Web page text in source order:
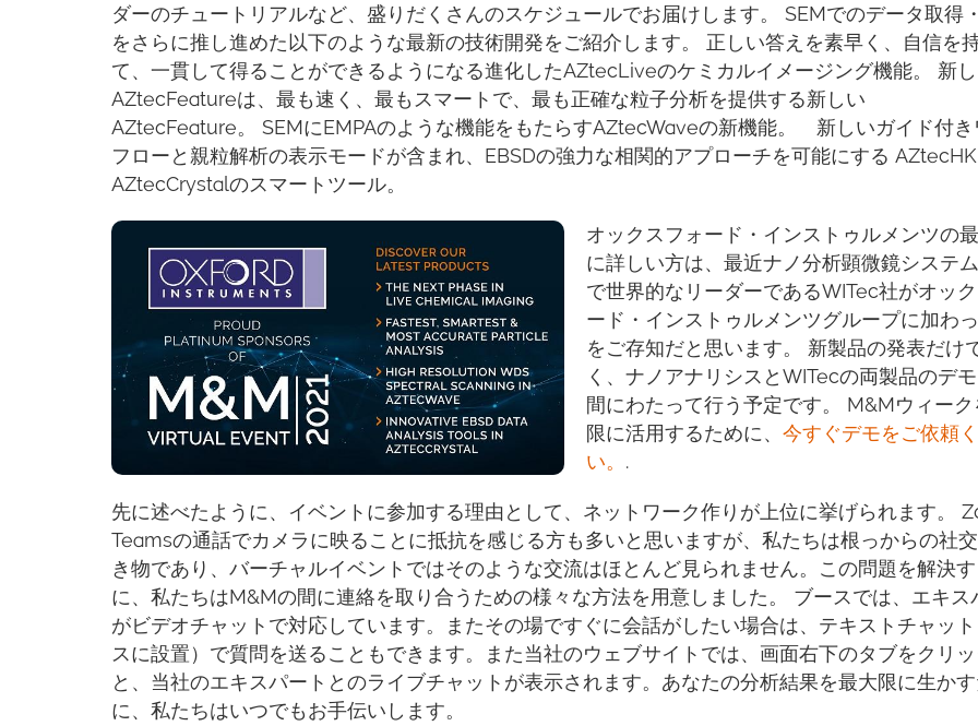
ダーのチュートリアルなど、盛りだくさんのスケジュールでお届けします。 SEMでのデータ取得
をさらに推し進めた以下のような最新の技術開発をご紹介します。 正しい答えを素早く、自信を
て、一貫して得ることができるようになる進化したAZtecLiveのケミカルイメージング機能。 新
AZtecFeatureは、最も速く、最もスマートで、最も正確な粒子分析を提供する新しい
AZtecFeature。 SEMにEMPAのような機能をもたらすAZtecWaveの新機能。 新しいガイド付き
フローと親粒解析の表示モードが含まれ、EBSDの強力な相関的アプローチを可能にする
AZtecCrystalのスマートツール。
オックスフォード・インストゥルメンツの
に詳しい方は、最近ナノ分析顕微鏡システ
で世界的なリーダーであるWITec社がオッ
ード・インストゥルメンツグループに加わ
をご存知だと思います。 新製品の発表だけ
く、ナノアナリシスとWITecの両製品のデ
間にわたって行う予定です。 M&Mウィー
限に活用するために、 今すぐデモをご依頼
い。 .
先に述べたように、イベントに参加する理由として、ネットワーク作りが上位に挙げられます。
Teamsの通話でカメラに映ることに抵抗を感じる方も多いと思いますが、私たちは根っからの社
き物であり、バーチャルイベントではそのような交流はほとんど見られません。この問題を解決
に、私たちはM&Mの間に連絡を取り合うための様々な方法を用意しました。 ブースでは、エキス
がビデオチャットで対応しています。またその場ですぐに会話がしたい場合は、テキストチャッ
スに設置）で質問を送ることもできます。また当社のウェブサイトでは、画面右下のタブをクリ
と、当社のエキスパートとのライブチャットが表示されます。あなたの分析結果を最大限に生か
に、私たちはいつでもお手伝いします。